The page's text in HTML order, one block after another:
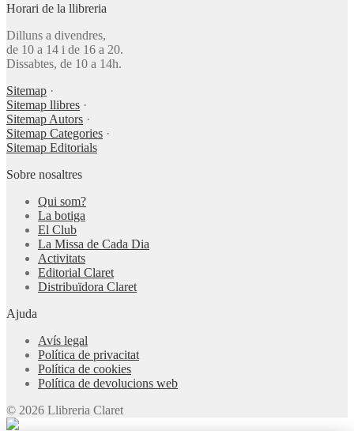
Horari de la llibreria
Dilluns a divendres,
de 10 a 14 i de 16 a 20.
Dissabtes, de 10 a 14h.
Sitemap ·
Sitemap llibres ·
Sitemap Autors ·
Sitemap Categories ·
Sitemap Editorials
Sobre nosaltres
Qui som?
La botiga
El Club
La Missa de Cada Dia
Activitats
Editorial Claret
Distribuïdora Claret
Ajuda
Avís legal
Política de privacitat
Política de cookies
Política de devolucions web
© 2026 Llibreria Claret